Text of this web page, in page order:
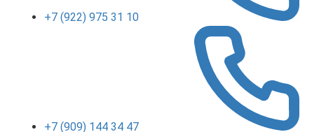
+7 (922) 975 31 10
+7 (909) 144 34 47